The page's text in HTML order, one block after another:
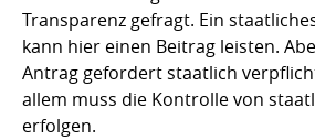
Transparenz gefragt. Ein
kann hier einen Beitrag leisten.
Antrag gefordert staatlich
allem muss die Kontrolle von
erfolgen.